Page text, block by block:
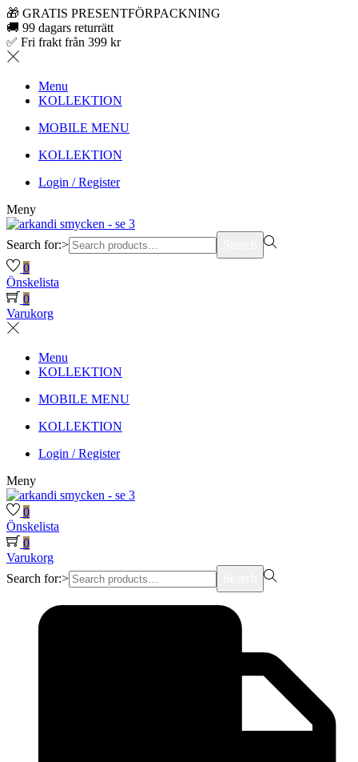
🎁 GRATIS PRESENTFÖRPACKNING
🚚 99 dagars returrätt
✅ Fri frakt från 399 kr
Menu
KOLLEKTION
MOBILE MENU
KOLLEKTION
Login / Register
Meny
Search for:>
0
Önskelista
0
Varukorg
Menu
KOLLEKTION
MOBILE MENU
KOLLEKTION
Login / Register
Meny
0
Önskelista
0
Varukorg
Search for:>